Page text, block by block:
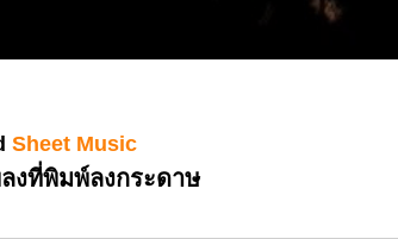
Sheet Music
งที่พิมพ์ลงกระดาษ